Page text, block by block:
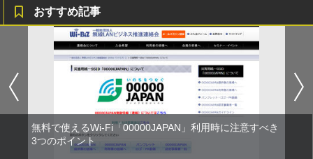
おすすめ記事
無料で使えるWi-Fi「00000JAPAN」利用時に注意すべき
3つのポイント